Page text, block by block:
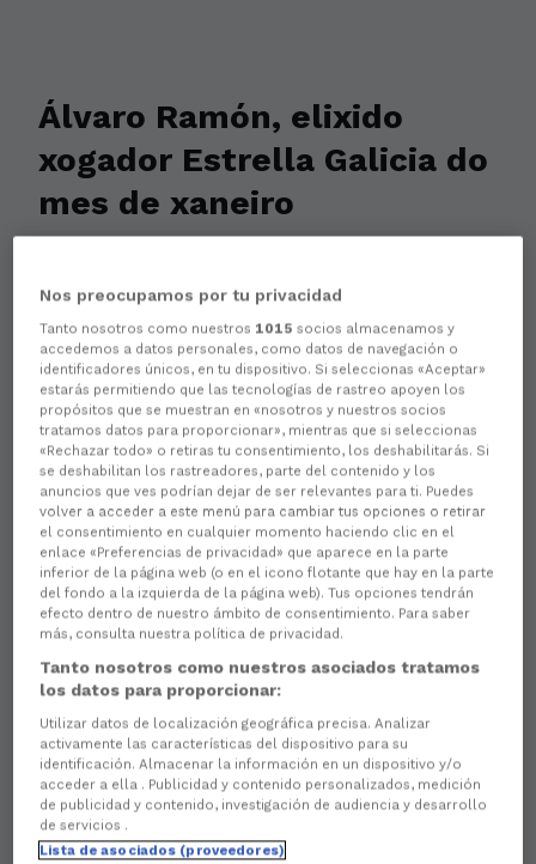
Álvaro Ramón, elixido
xogador Estrella Galicia do
mes de xaneiro
There are no reactions yet. Be the first!
Por segundo mes consecutivo,
elixido polos afeccionados racinguistas como
Xogador Estrela Galicia, un recoñecemento que
consolida o gran momento que atravesa o lateral.
Nesta ocasión, correspondente ao mes de xaneiro
futbolista impúxose na votación popular cun48,2%
dos votos, superando a
Antón Escobar(9,9%).
Nos preocupamos por tu privacidad
Tanto nosotros como nuestros 1015 socios almacenamos y
accedemos a datos personales, como datos de navegación o
identificadores únicos, en tu dispositivo. Si seleccionas «Aceptar»
estarás permitiendo que las tecnologías de rastreo apoyen los
propósitos que se muestran en «nosotros y nuestros socios
tratamos datos para proporcionar», mientras que si seleccionas
«Rechazar todo» o retiras tu consentimiento, los deshabilitarás. Si
se deshabilitan los rastreadores, parte del contenido y los
anuncios que ves podrían dejar de ser relevantes para ti. Puedes
volver a acceder a este menú para cambiar tus opciones o retirar
el consentimiento en cualquier momento haciendo clic en el
enlace «Preferencias de privacidad» que aparece en la parte
inferior de la página web (o en el icono flotante que hay en la parte
del fondo a la izquierda de la página web). Tus opciones tendrán
efecto dentro de nuestro ámbito de consentimiento. Para saber
más, consulta nuestra política de privacidad.
Tanto nosotros como nuestros asociados tratamos
los datos para proporcionar:
Utilizar datos de localización geográfica precisa. Analizar
activamente las características del dispositivo para su
identificación. Almacenar la información en un dispositivo y/o
acceder a ella . Publicidad y contenido personalizados, medición
de publicidad y contenido, investigación de audiencia y desarrollo
de servicios .
Lista de asociados (proveedores)